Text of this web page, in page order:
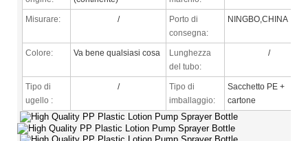
Misurare: /
Porto di
consegna:
NINGBO,CHINA
Colore: Va bene qualsiasi cosa
Lunghezza
del tubo:
/
Tipo di
ugello :
/
Tipo di
imballaggio:
Sacchetto PE +
cartone